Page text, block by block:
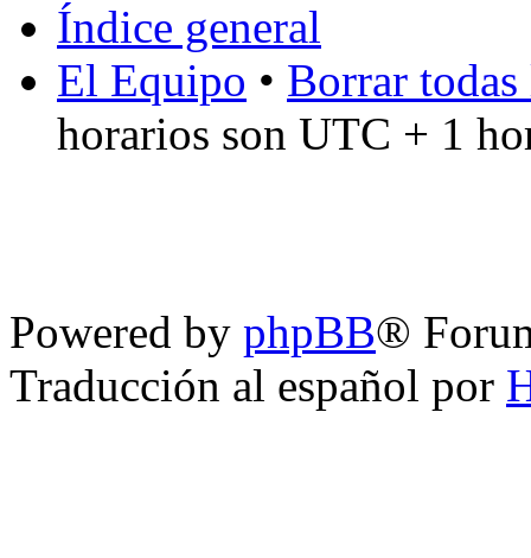
Índice general
El Equipo • Borrar
horarios son UTC + 1
Powered by phpBB®
Traducción al español por